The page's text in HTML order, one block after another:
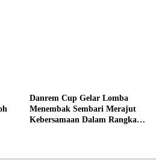
Danrem Cup Gelar Lomba
Menembak Sembari Merajut
Kebersamaan Dalam Rangka